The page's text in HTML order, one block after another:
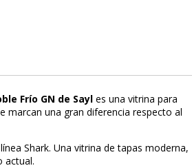
Frío GN de Sayl es una vitrina para
marcan una gran diferencia respecto al
Shark. Una vitrina de tapas moderna,
actual.